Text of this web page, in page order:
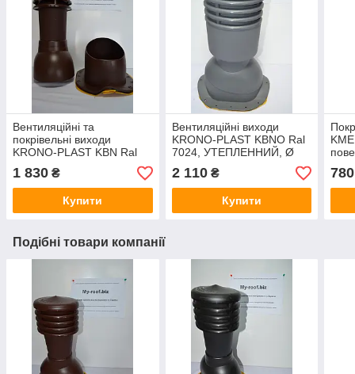
Вентиляційні та
покрівельні виходи
KRONO-PLAST KBN Ral
8017 Ø 125 для
металочерепиці
1 830 ₴
Купити
Вентиляційні виходи
KRONO-PLAST KBNO Ral
7024, УТЕПЛЕННИЙ, Ø
125, для металочерепиці
(низький профіль)
2 110₴
Купити
0,6
780
Подібні товари компанії